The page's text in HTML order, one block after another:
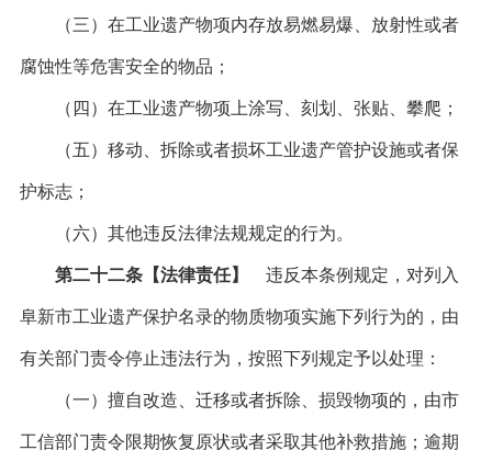
（三）在工业遗产物项内存放易燃易爆、放射性或者
腐蚀性等危害安全的物品；
（四）在工业遗产物项上涂写、刻划、张贴、攀爬；
（五）移动、拆除或者损坏工业遗产管护设施或者保
护标志；
（六）其他违反法律法规规定的行为。
第二十二条【法律责任】 违反本条例规定，对列入
阜新市工业遗产保护名录的物质物项实施下列行为的，由
有关部门责令停止违法行为，按照下列规定予以处理：
（一）擅自改造、迁移或者拆除、损毁物项的，由市
工信部门责令限期恢复原状或者采取其他补救措施；逾期